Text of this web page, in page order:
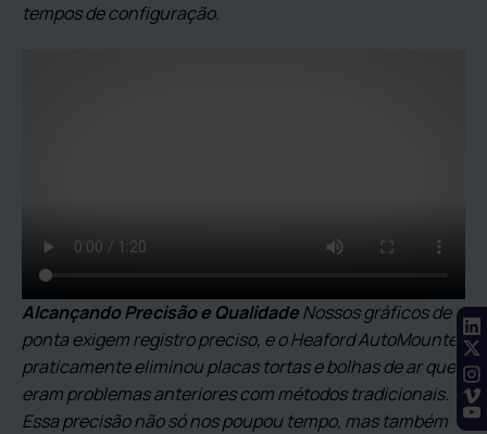
tempos de configuração.
Alcançando Precisão e QualidadeNossos gráficos de
ponta exigem registro preciso, e o Heaford AutoMounter
praticamente eliminou placas tortas e bolhas de ar que
eram problemas anteriores com métodos tradicionais.
Essa precisão não só nos poupou tempo, mas também